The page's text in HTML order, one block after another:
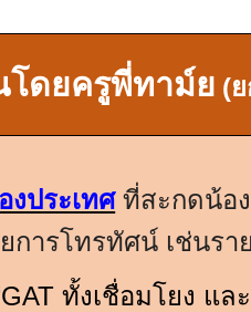
โดยครูพี่ทาม์ย (
งประเทศ ที่สะกดน้อ
การโทรทัศน์ เช่นร
GAT ทั้งเชื่อมโยง แล